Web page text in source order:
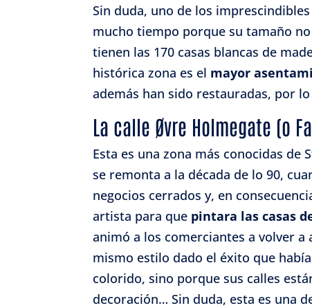
Sin duda, uno de los
mucho tiempo porque su tamaño
tienen las 170 casas blancas de
histórica zona es el mayor
además han sido restauradas, por
La calle Øvre Holmegate (o
Esta es una zona más conocidas
se remonta a la década de lo 90,
negocios cerrados y, en
artista para que pintara las casas
animó a los comerciantes a volver
mismo estilo dado el éxito que
colorido, sino porque sus calles
decoración… Sin duda, esta es una